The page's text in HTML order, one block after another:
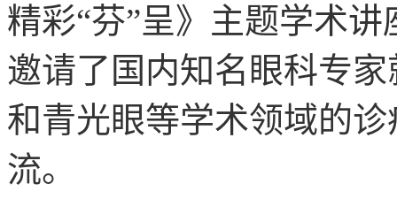
精彩“芬”呈》主题学术
邀请了国内知名眼科专
和青光眼等学术领域的
流。